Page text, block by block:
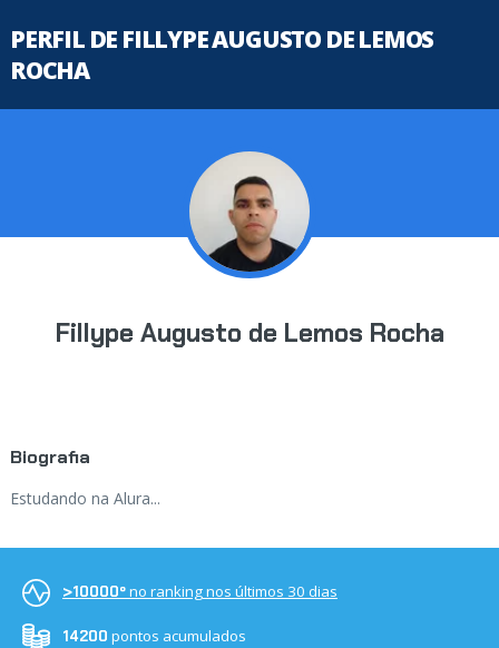
PERFIL DE FILLYPE AUGUSTO DE LEMOS
ROCHA
Fillype Augusto de Lemos Rocha
Biografia
Estudando na Alura...
>10000ºno ranking nos últimos 30 dias
14200 pontos acumulados